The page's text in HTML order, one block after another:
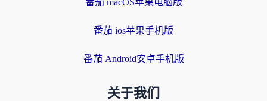
番茄 macOS苹果电脑版
番茄 ios苹果手机版
番茄 Android安卓手机版
关于我们